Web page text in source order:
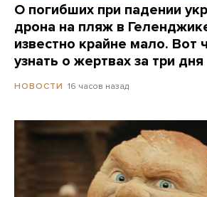
О погибших при падении
дрона на пляж в
известно крайне мало. Вот
узнать о жертвах за три дня
НОВОСТИ 16 часов назад